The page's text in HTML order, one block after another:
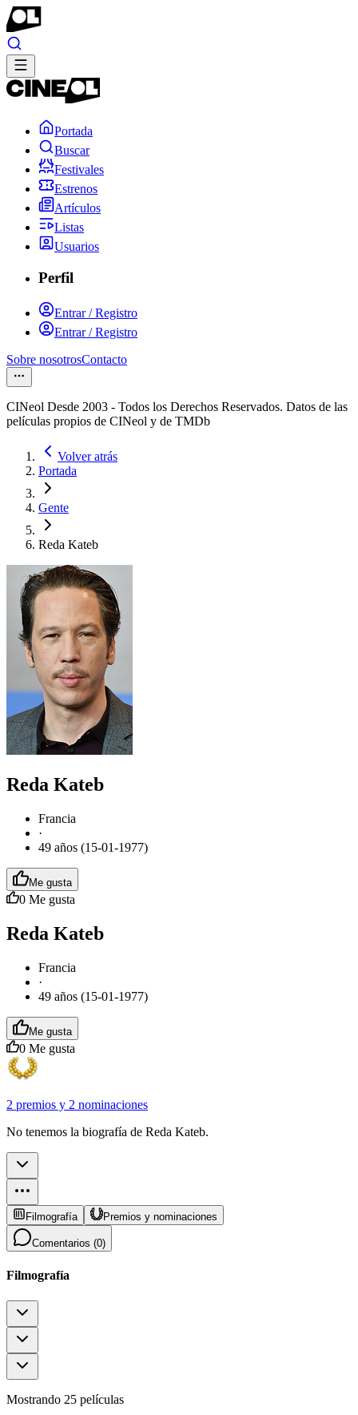
Portada
Buscar
Festivales
Estrenos
Artículos
Listas
Usuarios
Perfil
Entrar / Registro
Entrar / Registro
Sobre nosotrosContacto
CINeol Desde 2003 - Todos los Derechos Reservados. Datos de las
películas propios de CINeol y de TMDb
Volver atrás
Portada
Gente
Reda Kateb
Reda Kateb
Francia
·
49 años (15-01-1977)
Me gusta
0 Me gusta
Reda Kateb
Francia
·
49 años (15-01-1977)
Me gusta
0 Me gusta
2 premios y 2 nominaciones
No tenemos la biografía de Reda Kateb.
Filmografía Premios y nominaciones
Comentarios (0)
Filmografía
Mostrando 25 películas